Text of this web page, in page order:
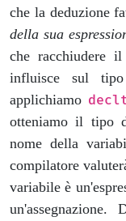
che la deduzione
della sua
che racchiudere
influisce sul
applichiamo
otteniamo il tipo
nome della
compilatore
variabile è
un'assegnazione.